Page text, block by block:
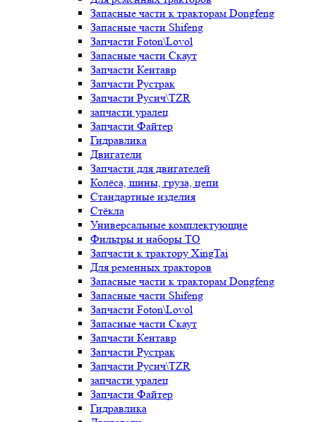
Запасные части к тракторам Dongfeng
Запасные части Shifeng
Запчасти Foton\Lovol
Запасные части Скаут
Запчасти Кентавр
Запчасти Рустрак
Запчасти Русич\TZR
запчасти уралец
Запчасти Файтер
Гидравлика
Двигатели
Запчасти для двигателей
Колёса, шины, груза, цепи
Стандартные изделия
Стёкла
Универсальные комплектующие
Фильтры и наборы ТО
Запчасти к трактору XingTai
Для ременных тракторов
Запасные части к тракторам Dongfeng
Запасные части Shifeng
Запчасти Foton\Lovol
Запасные части Скаут
Запчасти Кентавр
Запчасти Рустрак
Запчасти Русич\TZR
запчасти уралец
Запчасти Файтер
Гидравлика